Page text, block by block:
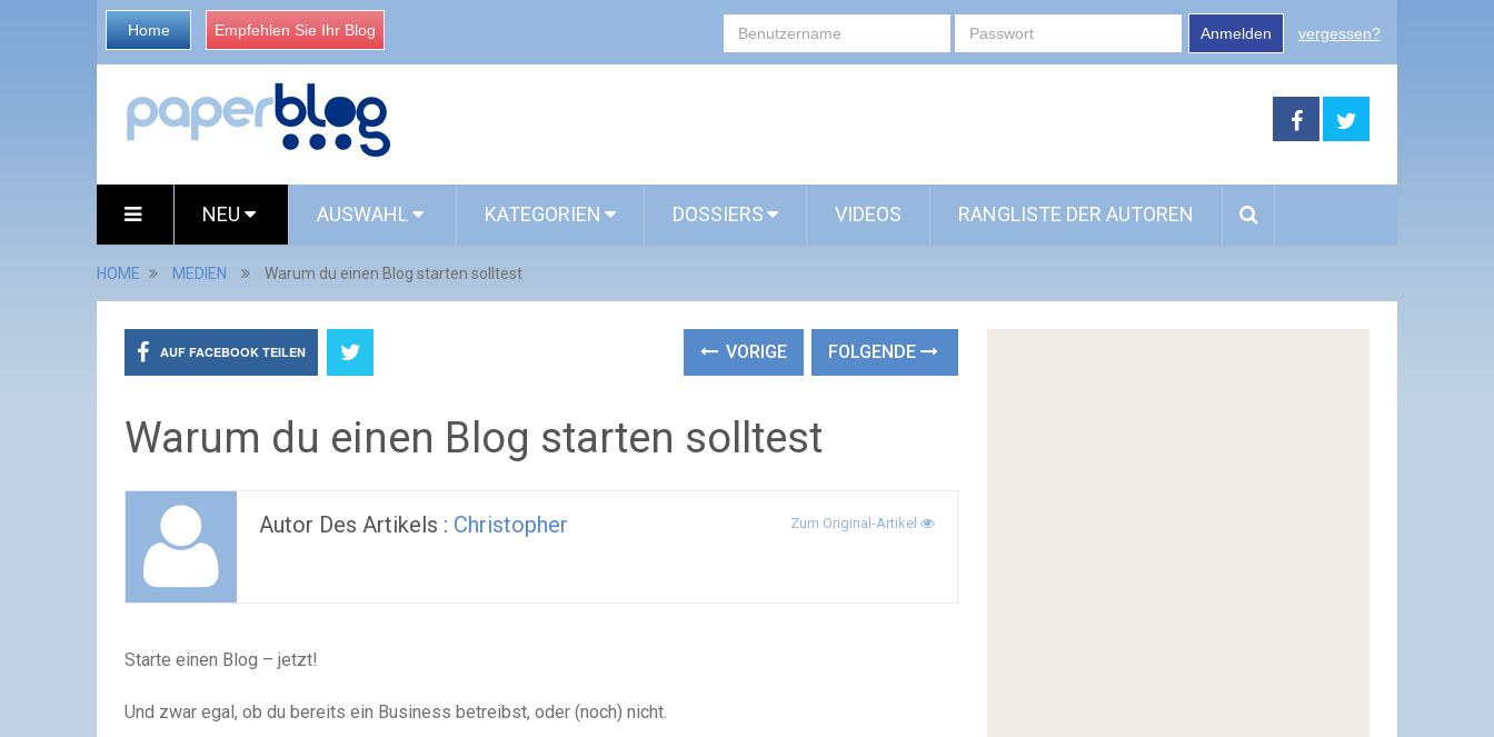
Home Empfehlen Sie Ihr Blog Anmelden vergessen?
NEU AUSWAHL KATEGORIEN DOSSIERS VIDEOS RANGLISTE DER AUTOREN
HOME MEDIEN Warum du einen Blog starten solltest
AUF FACEBOOK TEILEN VORIGE FOLGENDE
Warum du einen Blog starten solltest
Autor Des Artikels : Christopher Zum Original-Artikel
Starte einen Blog – jetzt!
Und zwar egal, ob du bereits ein Business betreibst, oder (noch) nicht.